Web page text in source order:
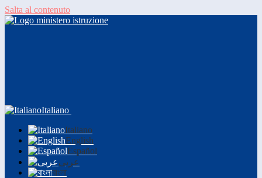
Salta al contenuto
Italiano
Italiano
English
Español
عربى
বাংলা